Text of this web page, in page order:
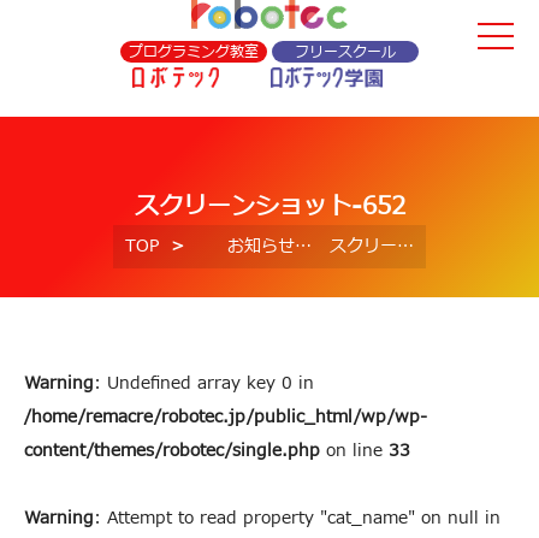
プログラミング教室 フリースクール
スクリーンショット-652
TOP お知らせ スクリーンショット-652
Warning: Undefined array key 0 in
/home/remacre/robotec.jp/public_html/wp/wp-
content/themes/robotec/single.php on line 33
Warning: Attempt to read property "cat_name" on null in